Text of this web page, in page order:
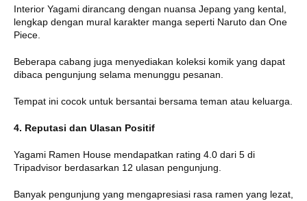
Interior Yagami dirancang dengan nuansa Jepang yang kental,
lengkap dengan mural karakter manga seperti Naruto dan One
Piece.
Beberapa cabang juga menyediakan koleksi komik yang dapat
dibaca pengunjung selama menunggu pesanan.
Tempat ini cocok untuk bersantai bersama teman atau keluarga.
4. Reputasi dan Ulasan Positif
Yagami Ramen House mendapatkan rating 4.0 dari 5 di
Tripadvisor berdasarkan 12 ulasan pengunjung.
Banyak pengunjung yang mengapresiasi rasa ramen yang lezat,